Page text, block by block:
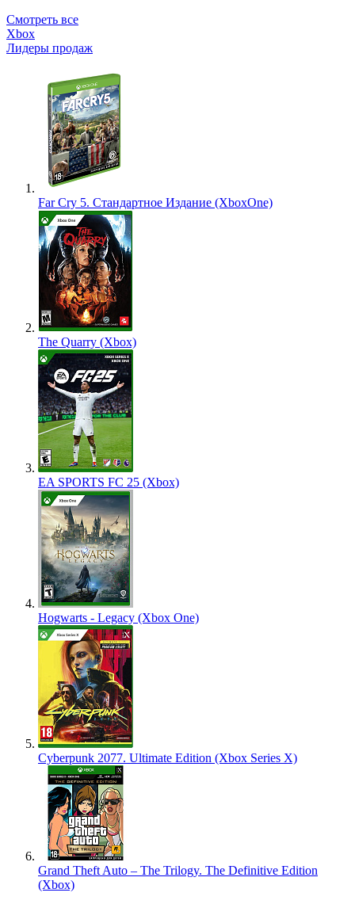
Смотреть все
Xbox
Лидеры продаж
Far Cry 5. Стандартное Издание (XboxOne)
The Quarry (Xbox)
EA SPORTS FC 25 (Xbox)
Hogwarts - Legacy (Xbox One)
Cyberpunk 2077. Ultimate Edition (Xbox Series X)
Grand Theft Auto – The Trilogy. The Definitive Edition
(Xbox)